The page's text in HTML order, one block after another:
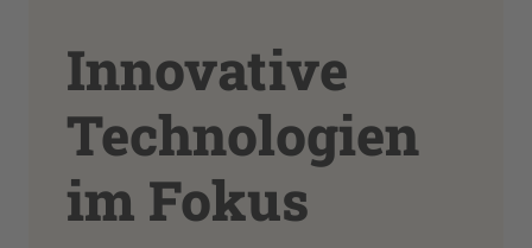
Innovative
Technologien
im Fokus